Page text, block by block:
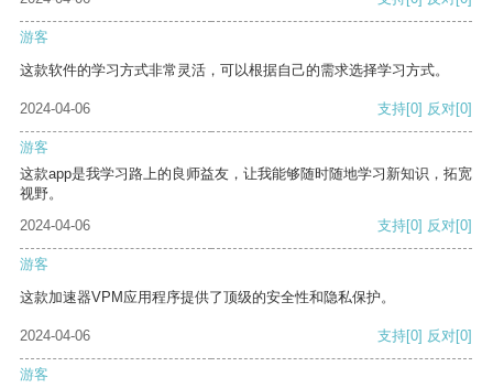
游客
这款软件的学习方式非常灵活，可以根据自己的需求选择学习方式。
2024-04-06 支持[0] 反对[0]
游客
这款app是我学习路上的良师益友，让我能够随时随地学习新知识，拓宽
视野。
2024-04-06
支持[0] 反对[0]
游客
这款加速器VPM应用程序提供了顶级的安全性和隐私保护。
2024-04-06 支持[0] 反对[0]
游客